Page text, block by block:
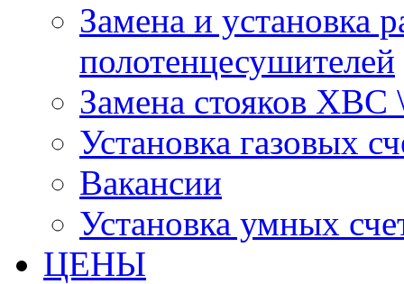
Замена и установка
полотенцесушителей
Замена стояков
Установка газовых
Вакансии
Установка умных
ЦЕНЫ